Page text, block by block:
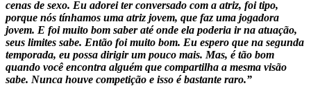
cenas de sexo. Eu adorei ter conversado com a atriz, foi tipo,
porque nós tínhamos uma atriz jovem, que faz uma jogadora
jovem. E foi muito bom saber até onde ela poderia ir na atuação,
seus limites sabe. Então foi muito bom. Eu espero que na segunda
temporada, eu possa dirigir um pouco mais. Mas, é tão bom
quando você encontra alguém que compartilha a mesma visão
sabe. Nunca houve competição e isso é bastante raro.”